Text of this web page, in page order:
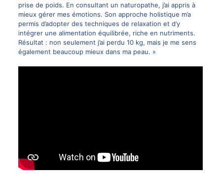
prise de poids. En consultant un naturopathe, j’ai appris à
mieux gérer mes émotions. Son approche holistique m’a
permis d’adopter des techniques de relaxation et d’y
intégrer une alimentation équilibrée, riche en nutriments.
Résultat : non seulement j’ai perdu 10 kg, mais je me sens
également beaucoup mieux dans ma peau. »